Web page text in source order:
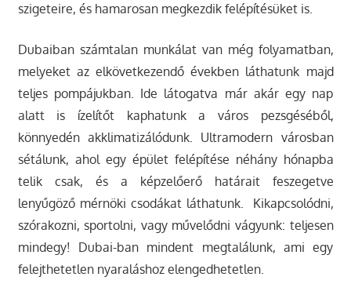
szigeteire, és hamarosan megkezdik felépítésüket is.
Dubaiban számtalan munkálat van még folyamatban,
melyeket az elkövetkezendő években láthatunk majd
teljes pompájukban. Ide látogatva már akár egy nap
alatt is ízelítőt kaphatunk a város pezsgéséből,
könnyedén akklimatizálódunk. Ultramodern városban
sétálunk, ahol egy épület felépítése néhány hónapba
telik csak, és a képzelőerő határait feszegetve
lenyűgöző mérnöki csodákat láthatunk. Kikapcsolódni,
szórakozni, sportolni, vagy művelődni vágyunk: teljesen
mindegy! Dubai-ban mindent megtalálunk, ami egy
felejthetetlen nyaraláshoz elengedhetetlen.